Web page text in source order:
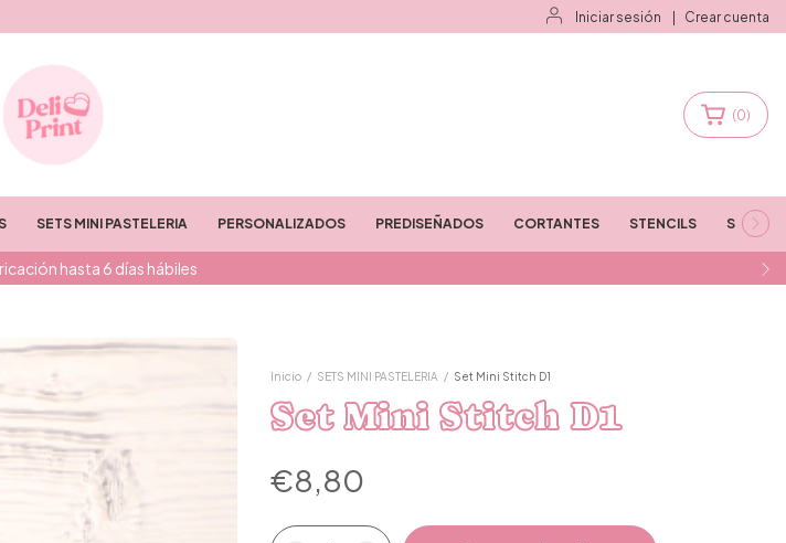
Iniciar sesión Crear cuenta
hasta 6 días hábiles
(0)
SETS MINI PASTELERIA PERSONALIZADOS PREDISEÑADOS CORTANTES STENCILS STAMPS
Inicio / SETS MINI PASTELERIA / Set Mini Stitch D1
Set Mini Stitch D1
€8,80